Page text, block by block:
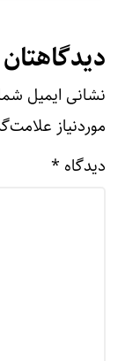
نشانی ایمیل
موردنیاز
دیدگاه *